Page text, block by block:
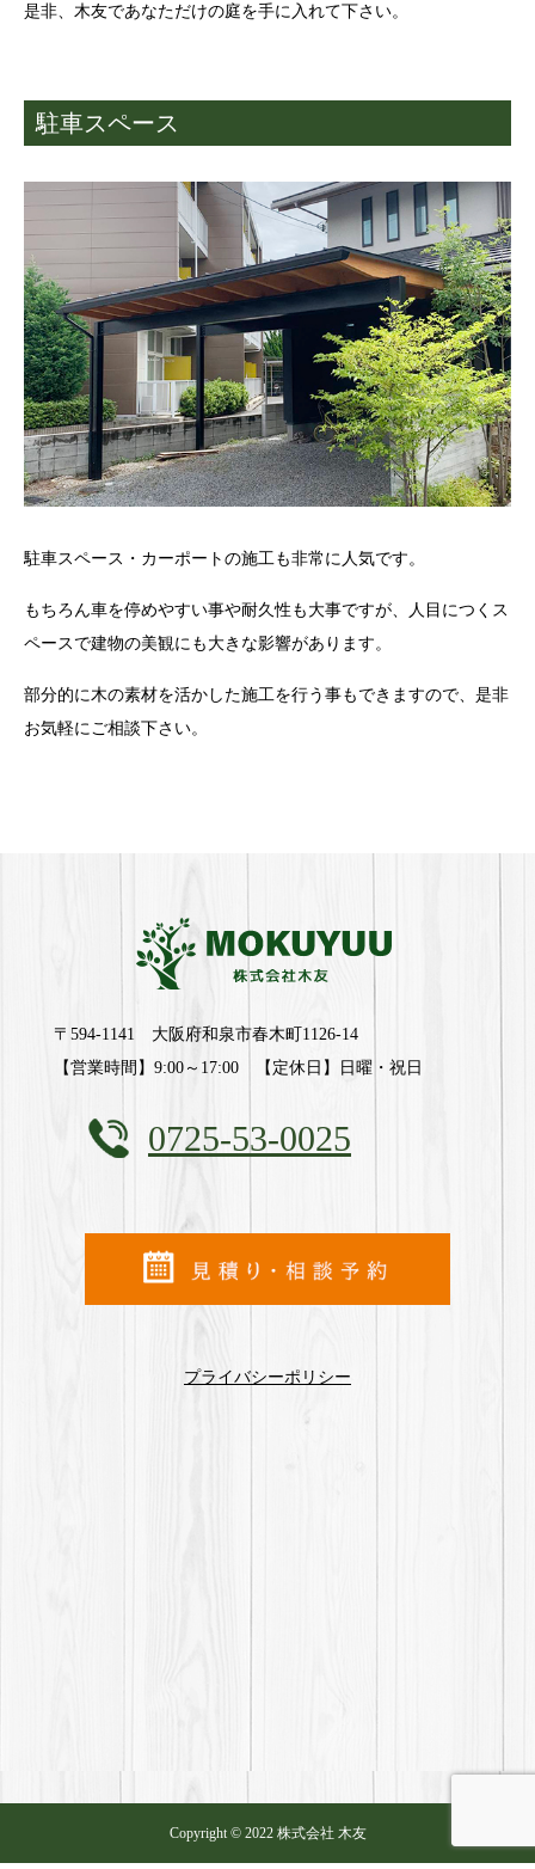
是非、木友であなただけの庭を手に入れて下さい。
駐車スペース
駐車スペース・カーポートの施工も非常に人気です。
もちろん車を停めやすい事や耐久性も大事ですが、人目につくス
ペースで建物の美観にも大きな影響があります。
部分的に木の素材を活かした施工を行う事もできますので、是非
お気軽にご相談下さい。
〒594-1141 大阪府和泉市春木町1126-14
【営業時間】9:00～17:00 【定休日】日曜・祝日
0725-53-0025
プライバシーポリシー
Copyright © 2022 株式会社 木友